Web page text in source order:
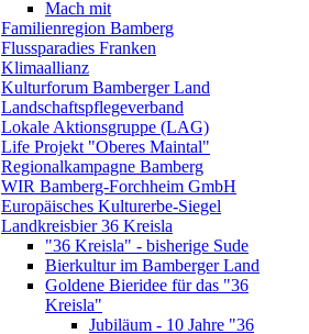
Mach mit
Familienregion Bamberg
Flussparadies Franken
Klimaallianz
Kulturforum Bamberger Land
Landschaftspflegeverband
Lokale Aktionsgruppe (LAG)
Life Projekt "Oberes Maintal"
Regionalkampagne Bamberg
WIR Bamberg-Forchheim GmbH
Europäisches Kulturerbe-Siegel
Landkreisbier 36 Kreisla
"36 Kreisla" - bisherige Sude
Bierkultur im Bamberger Land
Goldene Bieridee für das "36
Kreisla"
Jubiläum - 10 Jahre "36